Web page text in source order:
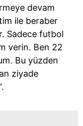
devam
ile beraber
Sadece futbol
verin. Ben 22
Bu yüzden
ziyade